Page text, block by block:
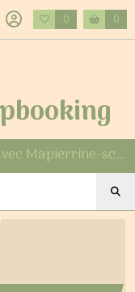
0 0
Créez, personnalisez, émerveillez avec Mapierrine-scrapbooking